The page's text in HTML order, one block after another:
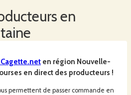
en
Cagette.net en région Nouvelle-
en direct des producteurs !
permettent de passer commande en